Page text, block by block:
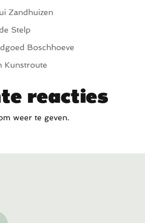
Zandhuizen
Stelp
Boschhoeve
Kunstroute
reacties
weer te geven.